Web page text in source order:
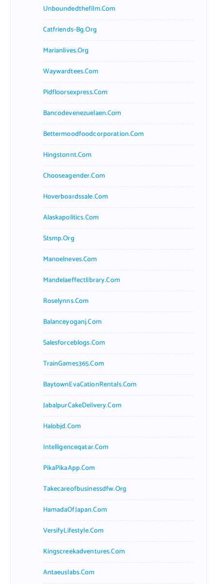
Unboundedthefilm.com
Catfriends-Bg.org
Marianlives.org
Waywardtees.com
Pidfloorsexpress.com
Bancodevenezuelaen.com
Bettermoodfoodcorporation.com
Hingstonnt.com
Chooseagender.com
Hoverboardssale.com
Alaskapolitics.com
Stsmp.org
Manoelneves.com
Mandelaeffectlibrary.com
Roselynns.com
Balanceyoganj.com
Salesforceblogs.com
TrainGames365.com
BaytownEvaCationRentals.com
JabalpurCakeDelivery.com
Halobjd.com
Intelligenceqatar.com
PikaPikaApp.com
Takecareofbusinessdfw.org
HamadaOfJapan.com
VersifyLifestyle.com
Kingscreekadventures.com
Antaeuslabs.com